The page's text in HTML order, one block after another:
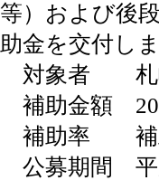
等）および後
助金を交付し
対象者 札幌
補助金額
補助率 補助
公募期間 平